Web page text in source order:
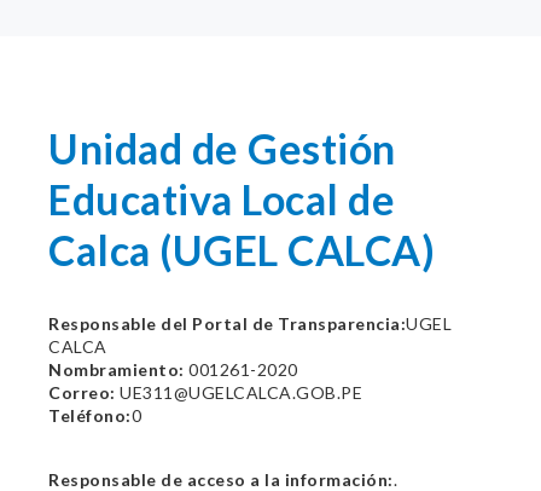
Unidad de Gestión
Educativa Local de
Calca (UGEL CALCA)
Responsable del Portal de Transparencia:UGEL
CALCA
Nombramiento: 001261-2020
Correo: UE311@UGELCALCA.GOB.PE
Teléfono:0
Responsable de acceso a la información:.